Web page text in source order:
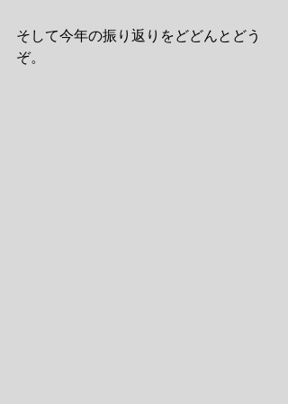
そして今年の振り返りをどどんとどう
ぞ。